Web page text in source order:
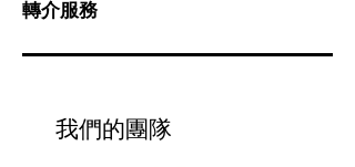
​轉介服務
我們的團隊